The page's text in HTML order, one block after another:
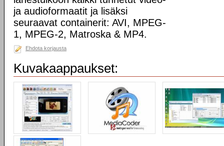
ja audioformaatit ja lisäksi
seuraavat containerit: AVI, MPEG-
1, MPEG-2, Matroska & MP4.
Ehdota korjausta
Kuvakaappaukset: